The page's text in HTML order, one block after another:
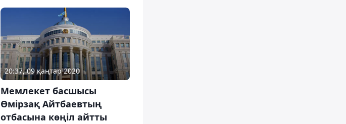
20:37, 09 қаңтар 2020
Мемлекет басшысы
Өмірзақ Айтбаевтың
отбасына көңіл айтты